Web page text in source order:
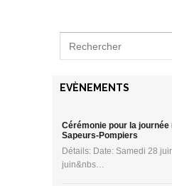
EVÈNEMENTS
Cérémonie pour la journée
Sapeurs-Pompiers
Détails: Date: Samedi 28
juin&nbs…